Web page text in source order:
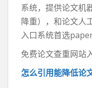
系统，提供论文机
降重），和论文人
入口系统首选
免费论文查重网站
怎么引用能降低论